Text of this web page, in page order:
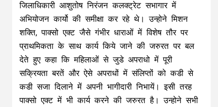
जिलाधिकारी आशुतोष निरंजन कलक्ट्रेट सभागार में
अभियोजन कार्यो की समीक्षा कर रहे थे। उन्होने मिशन
शक्ति, पाक्सो एक्ट जैसे गंभीर धाराओं में विशेष तौर पर
प्राथमिकता के साथ कार्य किये जाने की जरुरत पर बल
देते हुए कहा कि महिलाओं से जुडे अपराधो में पूरी
सक्रियता बरतें और ऐसे अपराधों में संलिप्तों को कडी से
कडी सजा दिलाने में अपनी भागीदारी निभायें। इसी तरह
पाक्सो एक्ट में भी कार्य करने की जरुरत है। उन्होने सभी